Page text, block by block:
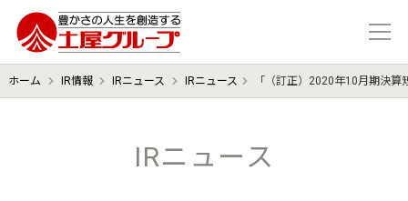
豊かさの人生を想像する 土屋グル
ホーム IR情報 IRニュース IRニュース 「（訂正）2020年10月期決
IRニュース